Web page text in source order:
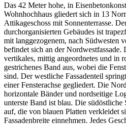
Das 42 Meter hohe, in
Wohnhochhaus gliedert sich in 13
Attikageschoss mit Sonnenterrasse.
durchorganisierten Gebäudes ist
mit langgezogenem, nach Südwesten
befindet sich an der Nordwestfassade.
vertikales, mittig angeordnetes und in
gestrichenes Band aus, wobei die
sind. Der westliche Fassadenteil
einer Fensterachse gegliedert. Die
horizontale Bänder und nordseitige
unterste Band ist blau. Die
auf, die von blauen Platten verkleidet
Fassadenbreite einnehmen. Jedes